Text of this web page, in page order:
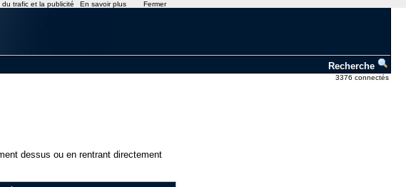
Recherche
3376 connectés
dessus ou en rentrant directement
trafic et la publicité En savoir plus Fermer